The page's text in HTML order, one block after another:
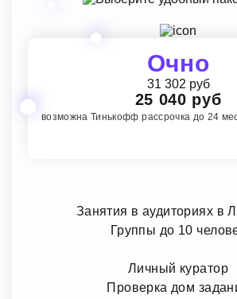
Очно
31 302 руб
25 040 руб
возможна Тинькофф рассрочка до 24
Занятия в аудиториях в
Группы до 10
Личный куратор
Проверка дом